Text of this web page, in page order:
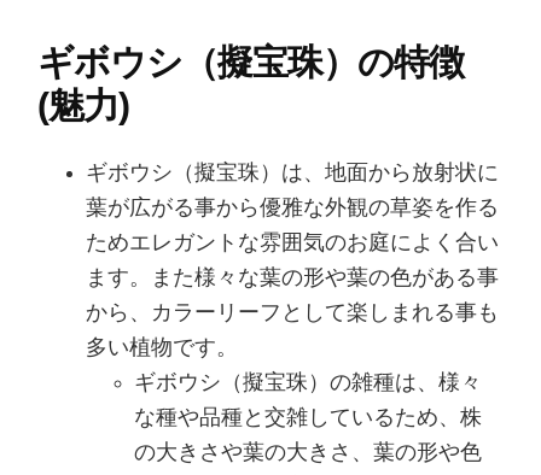
ギボウシ（擬宝珠）の特徴
(魅力)
ギボウシ（擬宝珠）は、地面から放射状に
葉が広がる事から優雅な外観の草姿を作る
ためエレガントな雰囲気のお庭によく合い
ます。また様々な葉の形や葉の色がある事
から、カラーリーフとして楽しまれる事も
多い植物です。
ギボウシ（擬宝珠）の雑種は、様々
な種や品種と交雑しているため、株
の大きさや葉の大きさ、葉の形や色